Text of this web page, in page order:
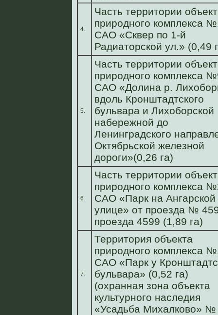
4.
Часть территории
природного комплекса
САО «Сквер по 1-й
Радиаторской ул.» (0,49
5.
Часть территории
природного комплекса
САО «Долина р.
вдоль Кронштадтского
бульвара и Лихоборской
набережной до
Ленинградского
Октябрьской железной
дороги»(0,26 га)
6.
Часть территории
природного комплекса
САО «Парк на Ангарской
улице» от проезда №
проезда 4599 (1,89 га)
7.
Территория объекта
природного комплекса
САО «Парк у
бульвара» (0,52 га)
(охранная зона объекта
культурного наследия
«Усадьба Михалково» №